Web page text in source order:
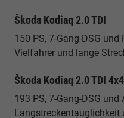
Škoda Kodiaq 2.0 TDI
150 PS, 7-Gang-DSG
Vielfahrer und lange
Škoda Kodiaq 2.0 TDI 4x4
193 PS, 7-Gang-DSG
Langstreckentauglichkeit